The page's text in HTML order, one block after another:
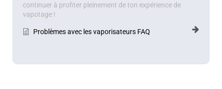
continuer à profiter pleinement de ton expérience de
vapotage !
Problèmes avec les vaporisateurs FAQ